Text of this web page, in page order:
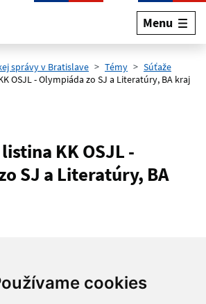
cookies
Menu
správy v Bratislave Témy
Súťaže
OSJL - Olympiáda zo SJ a Literatúry, BA kraj
KK OSJL -
SJ a Literatúry, BA
final 2021